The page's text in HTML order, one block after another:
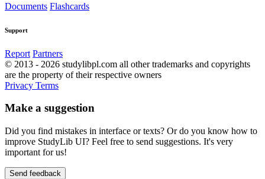
Documents Flashcards
Support
Report Partners
© 2013 - 2026 studylibpl.com all other trademarks and copyrights
are the property of their respective owners
Privacy Terms
Make a suggestion
Did you find mistakes in interface or texts? Or do you know how to
improve StudyLib UI? Feel free to send suggestions. It's very
important for us!
Send feedback